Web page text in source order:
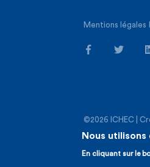
Mentions légales
©2026 ICHEC |
Nous
En cliquant sur le